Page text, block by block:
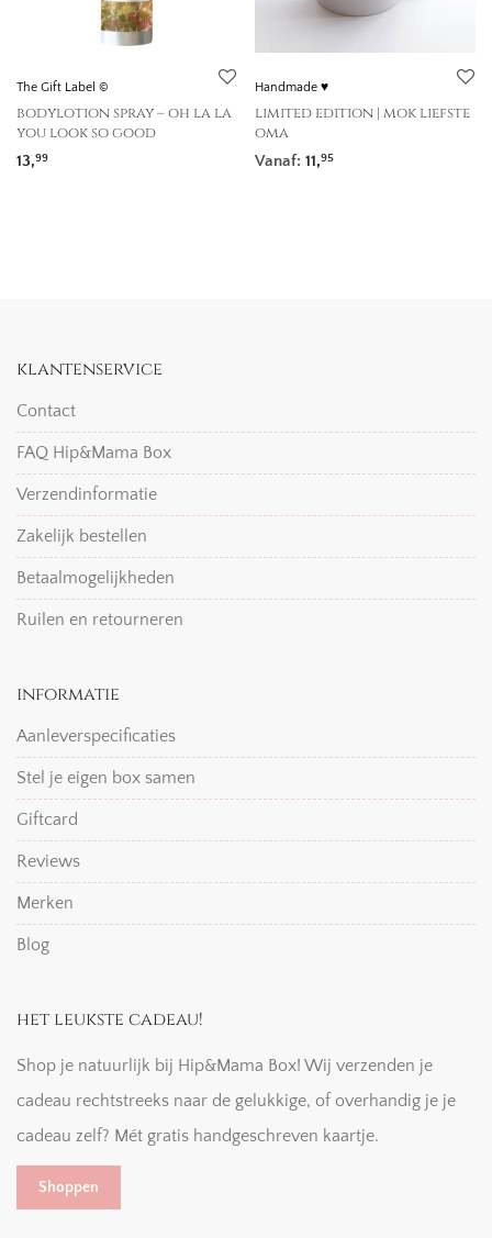
The Gift Label ©
bodylotion spray – oh la la
you look so good
13,99
Handmade ♥
limited edition | mok liefste
oma
Vanaf: 11,95
klantenservice
Contact
FAQ Hip&Mama Box
Verzendinformatie
Zakelijk bestellen
Betaalmogelijkheden
Ruilen en retourneren
informatie
Aanleverspecificaties
Stel je eigen box samen
Giftcard
Reviews
Merken
Blog
het leukste cadeau!
Shop je natuurlijk bij Hip&Mama Box! Wij verzenden je
cadeau rechtstreeks naar de gelukkige, of overhandig je je
cadeau zelf? Mét gratis handgeschreven kaartje.
Shoppen